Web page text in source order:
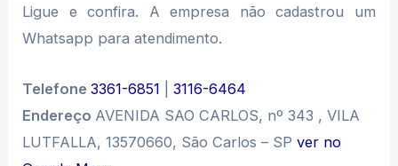
Ligue e confira. A empresa não cadastrou um
Whatsapp para atendimento.
Telefone3361-6851 |3116-6464
Endereço AVENIDA SAO CARLOS, nº 343 , VILA
LUTFALLA, 13570660, São Carlos – SPver no